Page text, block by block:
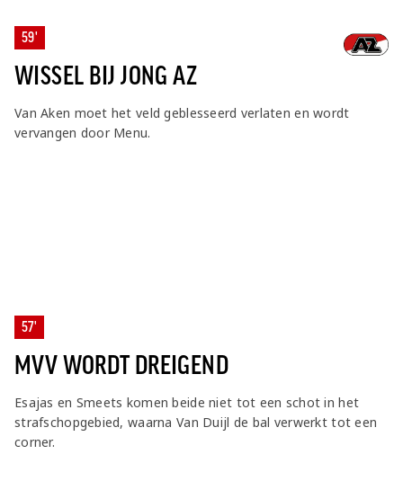
59'
WISSEL BIJ JONG AZ
Van Aken moet het veld geblesseerd verlaten en wordt
vervangen door Menu.
57'
MVV WORDT DREIGEND
Esajas en Smeets komen beide niet tot een schot in het
strafschopgebied, waarna Van Duijl de bal verwerkt tot een
corner.